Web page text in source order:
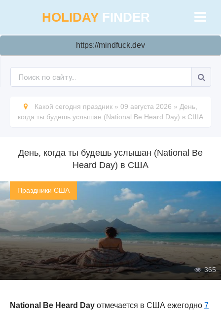
HOLIDAY FINDER
https://mindfuck.dev
Какой сегодня праздник » 09 августа 2026 » День,
когда ты будешь услышан (National Be Heard Day) в США
День, когда ты будешь услышан (National Be
Heard Day) в США
Праздники США
365
National Be Heard Day отмечается в США ежегодно 7